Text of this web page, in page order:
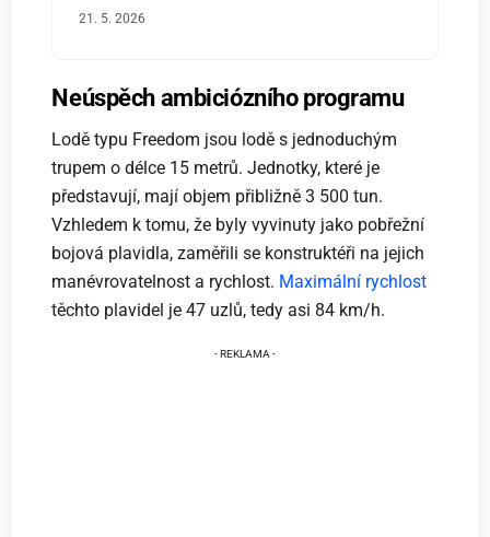
21. 5. 2026
Neúspěch ambiciózního programu
Lodě typu Freedom jsou lodě s jednoduchým
trupem o délce 15 metrů. Jednotky, které je
představují, mají objem přibližně 3 500 tun.
Vzhledem k tomu, že byly vyvinuty jako pobřežní
bojová plavidla, zaměřili se konstruktéři na jejich
manévrovatelnost a rychlost. Maximální rychlost
těchto plavidel je 47 uzlů, tedy asi 84 km/h.